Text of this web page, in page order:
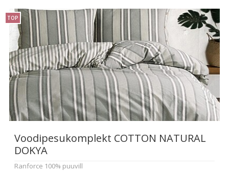
TOP
Voodipesukomplekt COTTON NATURAL
DOKYA
Ranforce 100% puuvill